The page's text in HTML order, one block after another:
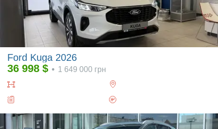
Ford Kuga 2026
36 998 $ • 1 649 000 грн